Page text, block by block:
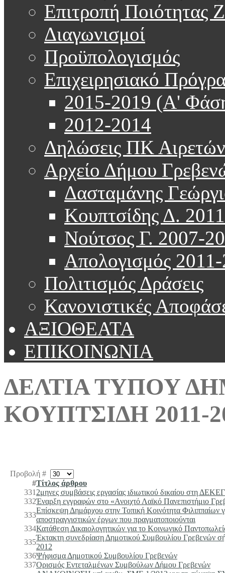
Επιτροπή Ποιότητας
Διαγωνισμοί
Προϋπολογισμός
Επιχειρησιακό
2015-2019 (Α'
2012-2014
Δηλώσεις ΠΚ Αιρετών
Αρχείο Δήμου
Δασταμάνης
Κουπτσίδης Δ.
Νούτσος Γ. 2007-
Απολογισμός
Πολιτισμός Δράσεις
Κανονιστικές
ΑΞΙΟΘΕΑΤΑ
ΕΠΙΚΟΙΝΩΝΙΑ
ΔΕΛΤΙΑ ΤΥΠΟΥ
ΚΟΥΠΤΣΙΔΗ 2011-
Προβολή #
#Τίτλος άρθρου
331 2μηνες συμβάσεις εργασίας ιδιωτικού δικαίου στη ΔΕΚΕΓ
332Έναρξη εγγραφών στο «Ανοιχτό Λαϊκό Πανεπιστήμιο
333
Επίσκεψη Δημάρχου στην Τοπική Κοινότητα Φιλιππαίων
αποστραγγιστικών έργων που πραγματοποιούνται
334Κατάθεση Δικαιολογητικών για το Κοινωνικό
335
Έκτακτη συνεδρίαση Δημοτικού Συμβουλίου Γρεβενών
2012
336Ψήφισμα Δημοτικού Συμβουλίου Γρεβενών
337Ορισμός Εντεταλμένων Συμβούλων Δήμου Γρεβενών